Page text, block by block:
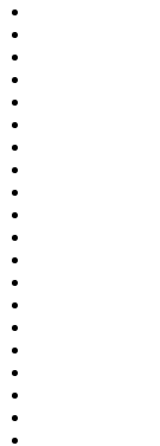
بابک
بابک
بابک
بابک
باراد
بردیا
برسام
بهادر